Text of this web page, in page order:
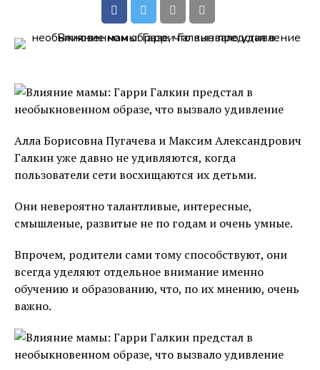
Алла Борисовна Пугачева и Максим Александрович
Галкин уже давно не удивляются, когда
пользователи сети восхищаются их детьми.
Они невероятно талантливые, интересные,
смышленые, развитые не по годам и очень умные.
Впрочем, родители сами тому способствуют, они
всегда уделяют отдельное внимание именно
обучению и образованию, что, по их мнению, очень
важно.